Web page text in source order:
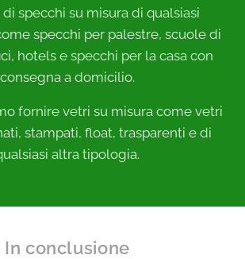
specchi su misura di qualsiasi
specchi per palestre, scuole di
hotels e specchi per la casa con
consegna a domicilio.
fornire vetri su misura come vetri
stampati, float, trasparenti e di
altra tipologia.
In conclusione